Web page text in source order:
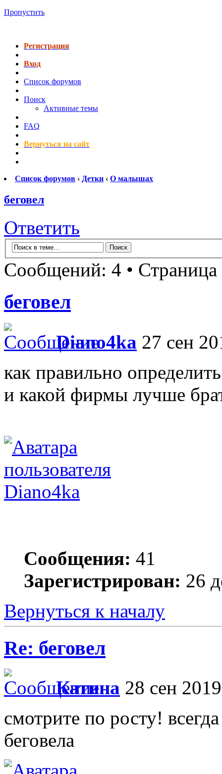
Пропустить
Регистрация
Вход
Список форумов
Поиск
Активные темы
FAQ
Вернуться на сайт
Список форумов ‹ Детки ‹ О малышах
беговел
Ответить
Сообщений: 4 • Страница
беговел
Diano4ka 27 сен
как правильно
и какой фирмы лучше
Diano4ka
Сообщения: 41
Зарегистрирован: 26
Вернуться к началу
Re: беговел
Катина 28 сен
смотрите по росту!
беговела